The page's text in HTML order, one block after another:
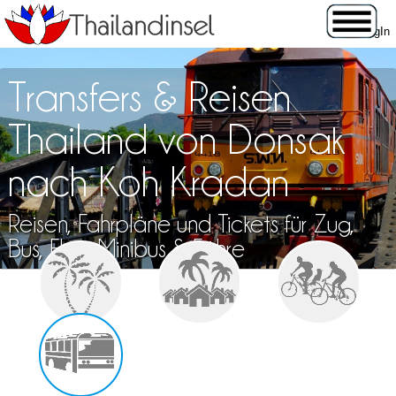
Transfers & Reisen
Thailand von Donsak
nach Koh Kradan
Reisen, Fahrpläne und Tickets für Zug,
Bus, Flug, Minibus & Fähre